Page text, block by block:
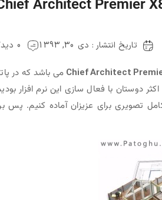
تاریخ انتشار : دی 30, 1393 0 دیدگاه
Chief Architect می باشد که در
دوستان با فعال سازی این نرم افزار
تصویری برای عزیزان آماده کنیم. پس